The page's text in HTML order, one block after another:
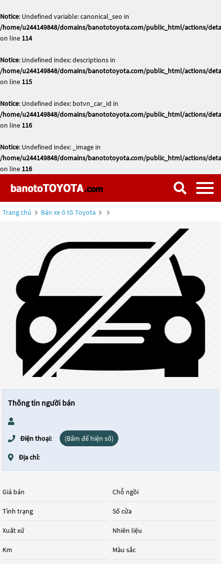
Notice: Undefined variable: canonical_seo in
/home/u244149848/domains/banototoyota.com/public_html/actions/
on line 114
Notice: Undefined index: descriptions in
/home/u244149848/domains/banototoyota.com/public_html/actions/
on line 115
Notice: Undefined index: botvn_car_id in
/home/u244149848/domains/banototoyota.com/public_html/actions/
on line 116
Notice: Undefined index: _image in
/home/u244149848/domains/banototoyota.com/public_html/actions/
on line 116
Trang chủ Bán xe ô tô Toyota
Thông tin người bán
Điện thoại: (Bấm để hiện số)
Địa chỉ:
Giá bán
Tình trạng
Xuất xứ
Km
Chỗ ngồi
Số cửa
Nhiên liệu
Màu sắc